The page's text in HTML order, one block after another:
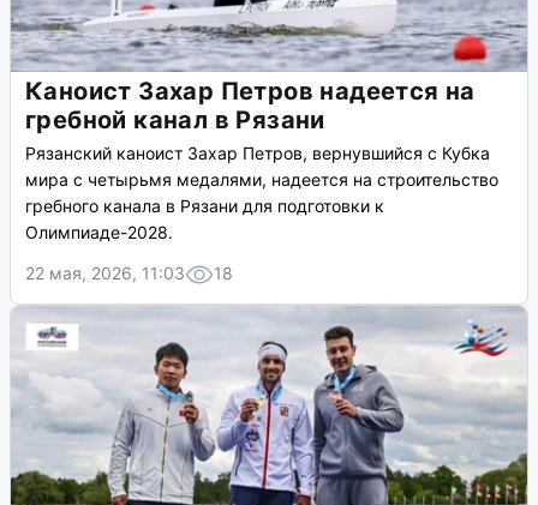
Каноист Захар Петров надеется на
гребной канал в Рязани
Рязанский каноист Захар Петров, вернувшийся с Кубка
мира с четырьмя медалями, надеется на строительство
гребного канала в Рязани для подготовки к
Олимпиаде-2028.
22 мая, 2026, 11:03
18